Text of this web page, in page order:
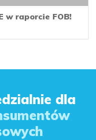
w raporcie FOB!
dla